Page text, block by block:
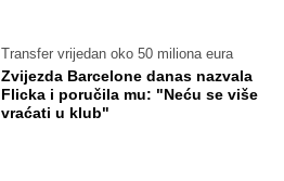
Transfer vrijedan oko 50 miliona eura
Zvijezda Barcelone danas nazvala
Flicka i poručila mu: "Neću se više
vraćati u klub"